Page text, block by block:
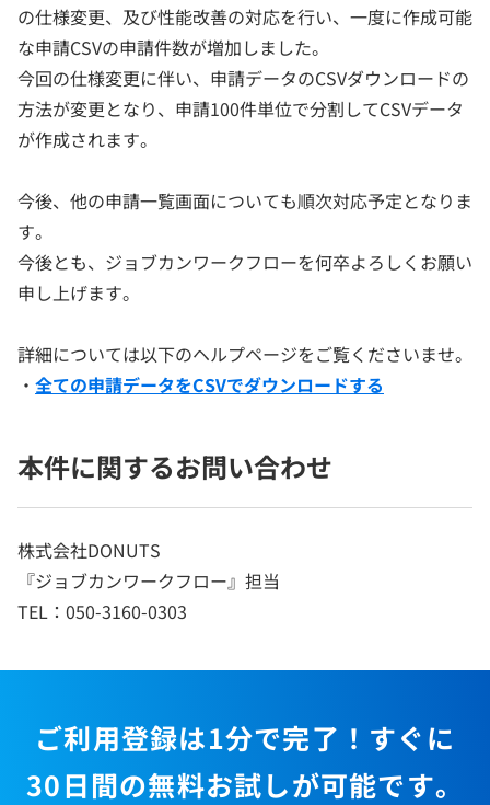
の仕様変更、及び性能改善の対応を行い、一度に作成可能
な申請CSVの申請件数が増加しました。
今回の仕様変更に伴い、申請データのCSVダウンロードの
方法が変更となり、申請100件単位で分割してCSVデータ
が作成されます。
今後、他の申請一覧画面についても順次対応予定となりま
す。
今後とも、ジョブカンワークフローを何卒よろしくお願い
申し上げます。
詳細については以下のヘルプページをご覧くださいませ。
・ 全ての申請データをCSVでダウンロードする
本件に関するお問い合わせ
株式会社DONUTS
『ジョブカンワークフロー』担当
TEL：050-3160-0303
ご利用登録は1分で完了！すぐに
30日間の無料お試しが可能です。